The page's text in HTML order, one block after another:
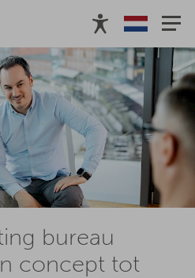
bureau
concept tot